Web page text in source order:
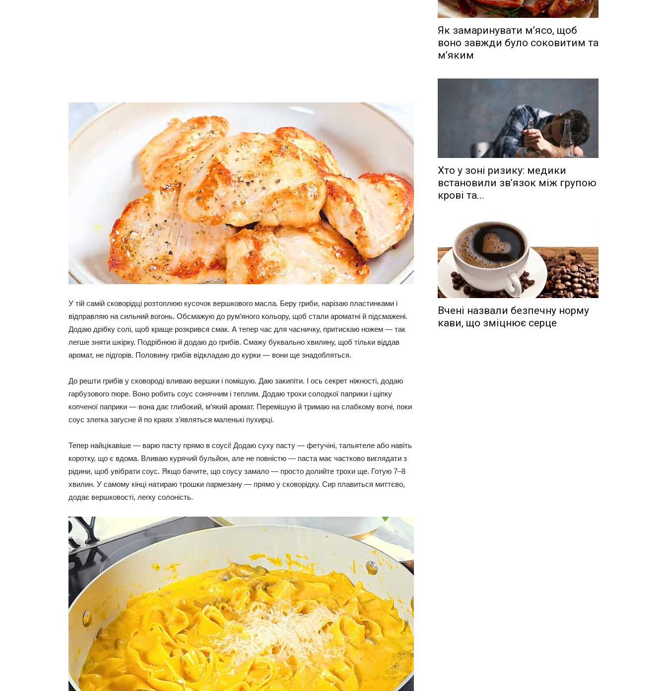
У тій самій сковорідці розтоплюю кусочок вершкового масла. Беру гриби, нарізаю пластинками і
відправляю на сильний вогонь. Обсмажую до рум’яного кольору, щоб стали ароматні й підсмажені.
Додаю дрібку солі, щоб краще розкрився смак. А тепер час для часничку, притискаю ножем — так
легше зняти шкірку. Подрібнюю й додаю до грибів. Смажу буквально хвилину, щоб тільки віддав
аромат, не підгорів. Половину грибів відкладаю до курки — вони ще знадобляться.
До решти грибів у сковороді вливаю вершки і помішую. Даю закипіти. І ось секрет ніжності, додаю
гарбузового пюре. Воно робить соус сонячним і теплим. Додаю трохи солодкої паприки і щіпку
копченої паприки — вона дає глибокий, м’який аромат. Перемішую й тримаю на слабкому вогні, поки
соус злегка загусне й по краях з’являться маленькі пухирці.
Тепер найцікавіше — варю пасту прямо в соусі! Додаю суху пасту — фетучіні, тальятеле або навіть
коротку, що є вдома. Вливаю курячий бульйон, але не повністю — паста має частково виглядати з
рідини, щоб увібрати соус. Якщо бачите, що соусу замало — просто долийте трохи ще. Готую 7–8
хвилин. У самому кінці натираю трошки пармезану — прямо у сковорідку. Сир плавиться миттєво,
додає вершковості, легку солоність.
Як замаринувати м’ясо, щоб
воно завжди було соковитим та
м’яким
Хто у зоні ризику: медики
встановили зв’язок між групою
крові та...
Вчені назвали безпечну норму
кави, що зміцнює серце